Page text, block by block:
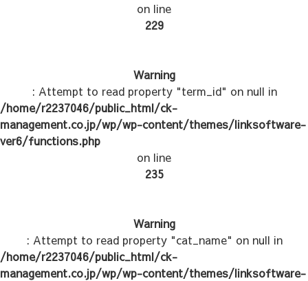
on line
229
Warning
: Attempt to read property "term_id" on null in
/home/r2237046/public_html/ck-
management.co.jp/wp/wp-content/themes/linksoftware-
ver6/functions.php
on line
235
Warning
: Attempt to read property "cat_name" on null in
/home/r2237046/public_html/ck-
management.co.jp/wp/wp-content/themes/linksoftware-